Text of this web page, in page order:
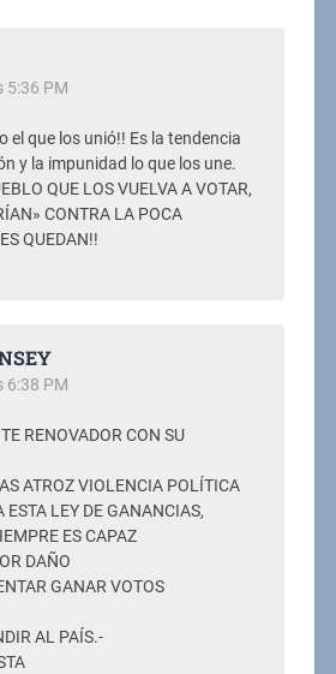
5:36 PM
el que los unió!! Es la tendencia
y la impunidad lo que los une.
QUE LOS VUELVA A VOTAR,
CONTRA LA POCA
QUEDAN!!
6:38 PM
RENOVADOR CON SU
ATROZ VIOLENCIA POLÍTICA
ESTA LEY DE GANANCIAS,
ES CAPAZ
DAÑO
GANAR VOTOS
AL PAÍS.-